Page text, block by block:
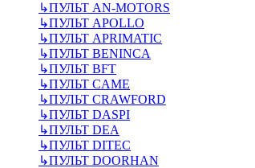
↳ПУЛЬТ AN-MOTORS
↳ПУЛЬТ APOLLO
↳ПУЛЬТ APRIMATIC
↳ПУЛЬТ BENINCA
↳ПУЛЬТ BFT
↳ПУЛЬТ CAME
↳ПУЛЬТ CRAWFORD
↳ПУЛЬТ DASPI
↳ПУЛЬТ DEA
↳ПУЛЬТ DITEC
↳ПУЛЬТ DOORHAN